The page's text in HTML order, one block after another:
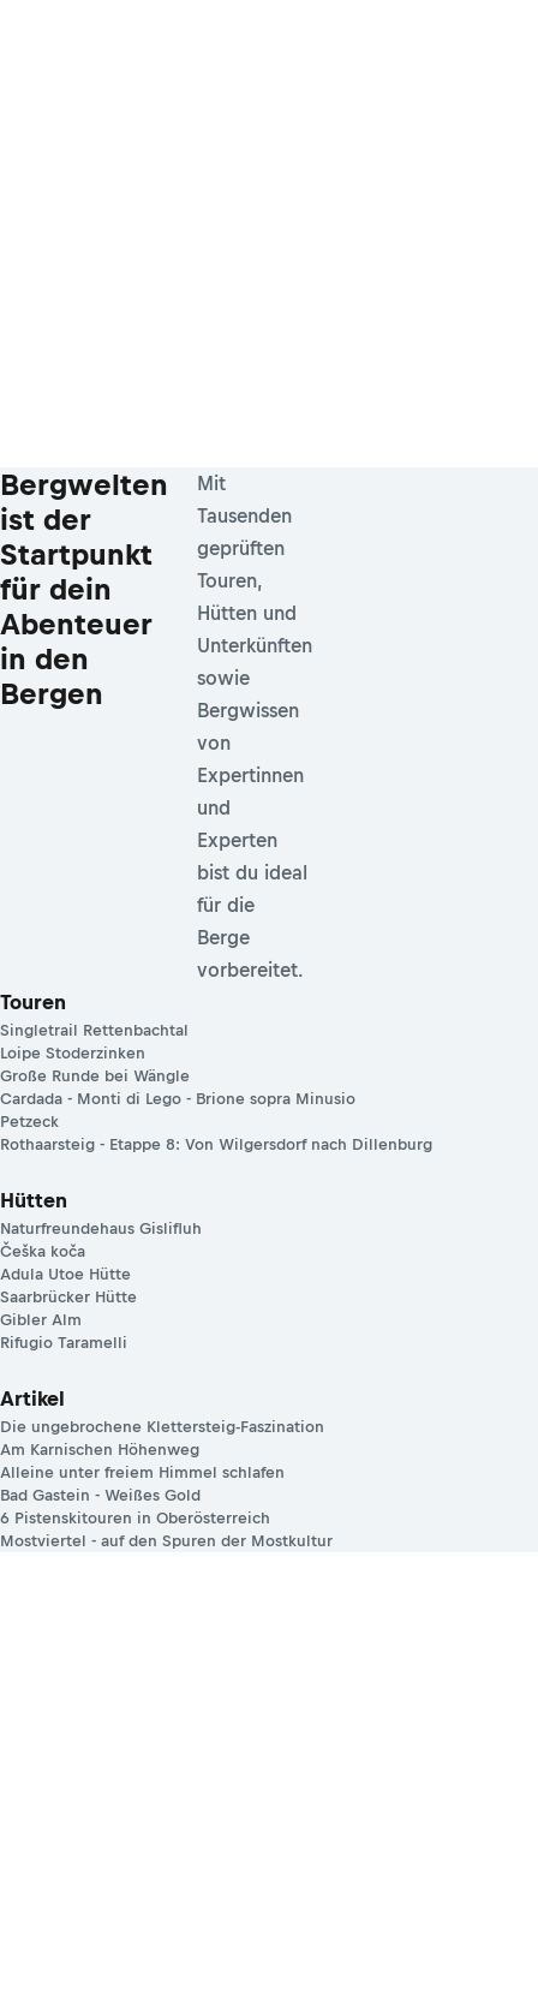
Bergwelten
ist der
Startpunkt
für dein
Abenteuer
in den
Bergen
Mit
Tausenden
geprüften
Touren,
Hütten und
Unterkünften
sowie
Bergwissen
von
Expertinnen
und
Experten
bist du ideal
für die
Berge
vorbereitet.
Touren
Singletrail Rettenbachtal
Loipe Stoderzinken
Große Runde bei Wängle
Cardada - Monti di Lego - Brione sopra Minusio
Petzeck
Rothaarsteig - Etappe 8: Von Wilgersdorf nach Dillenburg
Hütten
Naturfreundehaus Gislifluh
Češka koča
Adula Utoe Hütte
Saarbrücker Hütte
Gibler Alm
Rifugio Taramelli
Artikel
Die ungebrochene Klettersteig-Faszination
Am Karnischen Höhenweg
Alleine unter freiem Himmel schlafen
Bad Gastein - Weißes Gold
6 Pistenskitouren in Oberösterreich
Mostviertel - auf den Spuren der Mostkultur